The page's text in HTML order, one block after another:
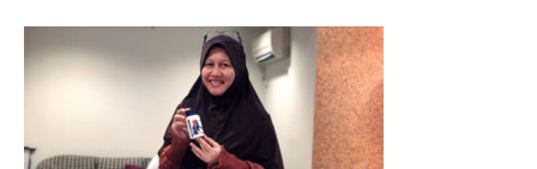
PRIMARY
SIDEBAR